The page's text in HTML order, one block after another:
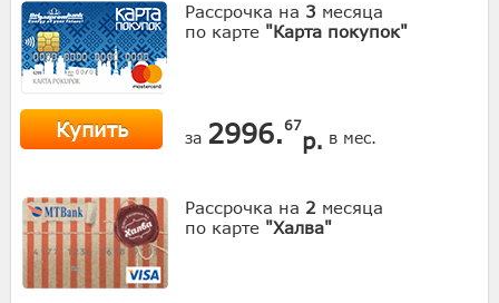
Рассрочка на 3 месяца
по карте "Карта покупок"
Купить за 2996.67
р. в мес.
Рассрочка на 2 месяца
по карте "Халва"